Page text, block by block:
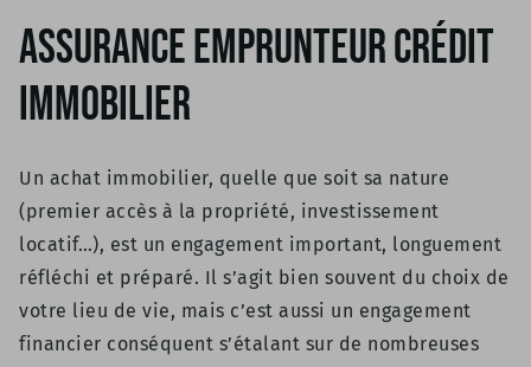
Assurance Emprunteur Crédit
Immobilier
Un achat immobilier, quelle que soit sa nature
(premier accès à la propriété, investissement
locatif…), est un engagement important, longuement
réfléchi et préparé. Il s’agit bien souvent du choix de
votre lieu de vie, mais c’est aussi un engagement
financier conséquent s’étalant sur de nombreuses